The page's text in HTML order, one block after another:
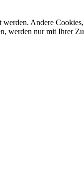
Andere
werden nur mit Ihrer